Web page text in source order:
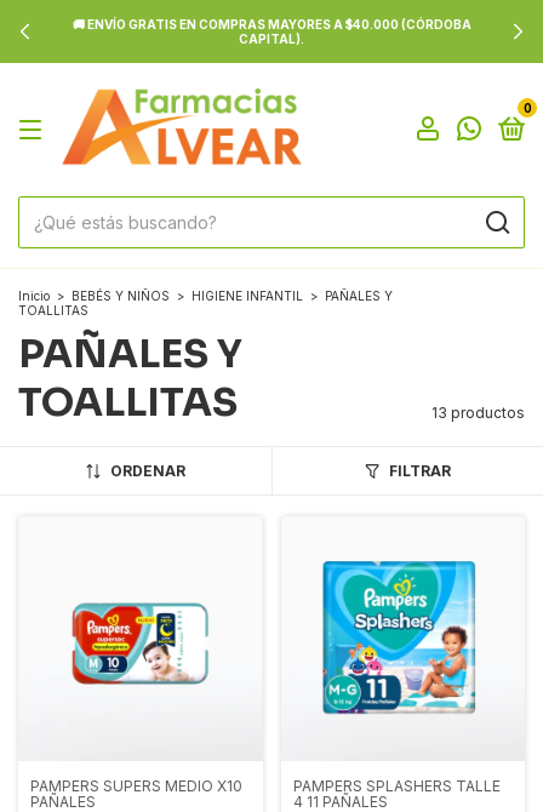
🚚 ENVÍO GRATIS EN COMPRAS MAYORES A $40.000 (CÓRDOBA
CAPITAL).
0
Inicio > BEBÉS Y NIÑOS > HIGIENE INFANTIL > PAÑALES Y
TOALLITAS
PAÑALES Y
TOALLITAS
13 productos
ORDENAR FILTRAR
PAMPERS SUPERS MEDIO X10
PAÑALES
PAMPERS SPLASHERS TALLE
4 11 PAÑALES